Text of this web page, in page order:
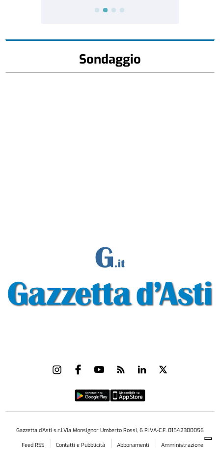
Sondaggio
Gazzetta d'Asti s.r.l.Via Monsignor Umberto Rossi, 6 P.IVA-C.F. 01542300056
Feed RSS
Contatti e Pubblicità Abbonamenti
Amministrazione